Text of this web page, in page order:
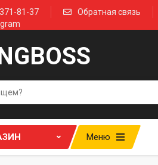
81-37 Обратная связь
Меню